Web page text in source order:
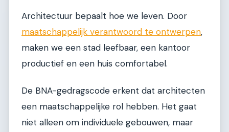
Architectuur bepaalt hoe we leven. Door
maatschappelijk verantwoord te ontwerpen,
maken we een stad leefbaar, een kantoor
productief en een huis comfortabel.
De BNA-gedragscode erkent dat architecten
een maatschappelijke rol hebben. Het gaat
niet alleen om individuele gebouwen, maar